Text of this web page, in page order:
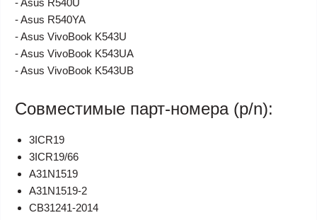
- Asus R540YA
- Asus VivoBook K543U
- Asus VivoBook K543UA
- Asus VivoBook K543UB
Совместимые парт-номера (p/n):
3ICR19
3ICR19/66
A31N1519
A31N1519-2
CB31241-2014